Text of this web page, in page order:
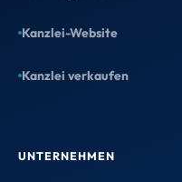
Kanzlei-Website
Kanzlei verkaufen
UNTERNEHMEN